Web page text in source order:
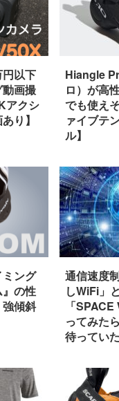
円以下
画撮
アクシ
り】
Hiangle
ロ）が高
でも使え
ァイブテ
ル】
ング
の性
傾斜
通信速度
しWiFi」
「
ってみた
待ってい